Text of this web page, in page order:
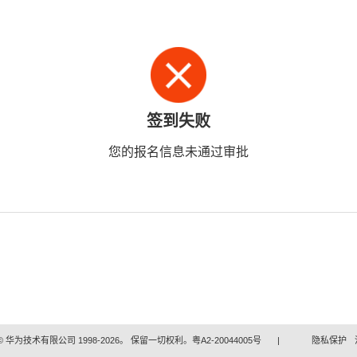
签到失败
您的报名信息未通过审批
华为技术有限公司 1998-2026。 保留一切权利。粤A2-20044005号 | 隐私保护